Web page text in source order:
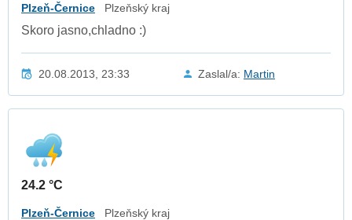
Plzeň-Černice Plzeňský kraj
Skoro jasno,chladno :)
20.08.2013, 23:33 Zaslal/a: Martin
24.2 °C
Plzeň-Černice Plzeňský kraj